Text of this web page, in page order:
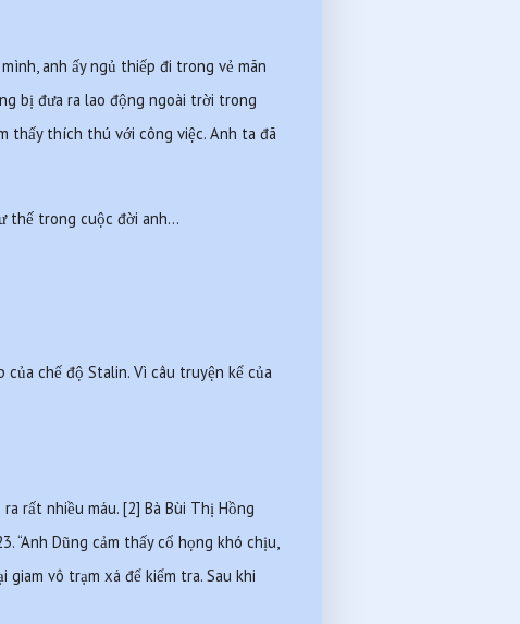
anh ấy ngủ thiếp đi trong vẻ mãn
bị đưa ra lao động ngoài trời trong
thấy thích thú với công việc. Anh ta đã
thế trong cuộc đời anh...
chế độ Stalin. Vì câu truyện kể của
rất nhiều máu. [2] Bà Bùi Thị Hồng
“Anh Dũng cảm thấy cổ họng khó chịu,
vô trạm xá để kiểm tra. Sau khi